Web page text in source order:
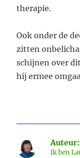
therapie.
Ook onder de
zitten
schijnen over
hij ermee
Auteur:
Ik ben